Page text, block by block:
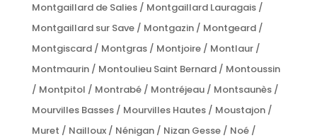
Montgaillard de Salies / Montgaillard Lauragais /
Montgaillard sur Save / Montgazin / Montgeard /
Montgiscard / Montgras / Montjoire / Montlaur /
Montmaurin / Montoulieu Saint Bernard / Montoussin
/ Montpitol / Montrabé / Montréjeau / Montsaunès /
Mourvilles Basses / Mourvilles Hautes / Moustajon /
Muret / Nailloux / Nénigan / Nizan Gesse / Noé /